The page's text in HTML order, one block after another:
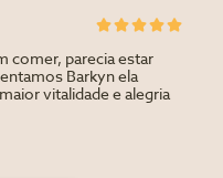
comer, parecia estar
Barkyn ela
vitalidade e alegria